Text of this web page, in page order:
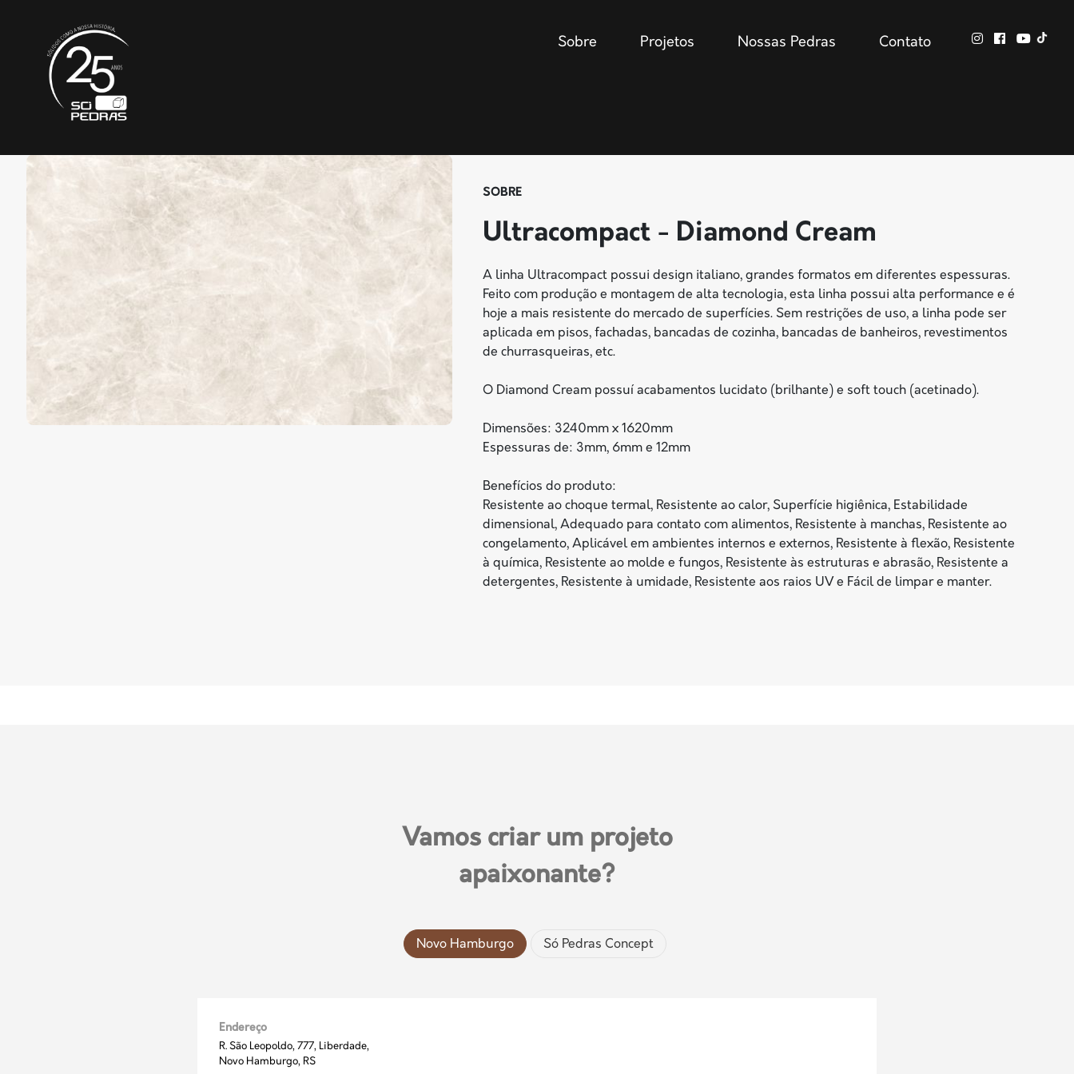
Sobre Projetos Nossas Pedras Contato
SOBRE
Ultracompact - Diamond Cream
A linha Ultracompact possui design italiano, grandes formatos em diferentes espessuras.
Feito com produção e montagem de alta tecnologia, esta linha possui alta performance e é
hoje a mais resistente do mercado de superfícies. Sem restrições de uso, a linha pode ser
aplicada em pisos, fachadas, bancadas de cozinha, bancadas de banheiros, revestimentos
de churrasqueiras, etc.
O Diamond Cream possuí acabamentos lucidato (brilhante) e soft touch (acetinado).
Dimensões: 3240mm x 1620mm
Espessuras de: 3mm, 6mm e 12mm
Benefícios do produto:
Resistente ao choque termal, Resistente ao calor, Superfície higiênica, Estabilidade
dimensional, Adequado para contato com alimentos, Resistente à manchas, Resistente ao
congelamento, Aplicável em ambientes internos e externos, Resistente à flexão, Resistente
à química, Resistente ao molde e fungos, Resistente às estruturas e abrasão, Resistente a
detergentes, Resistente à umidade, Resistente aos raios UV e Fácil de limpar e manter.
Vamos criar um projeto
apaixonante?
Novo Hamburgo Só Pedras Concept
Endereço
R. São Leopoldo, 777, Liberdade,
Novo Hamburgo, RS